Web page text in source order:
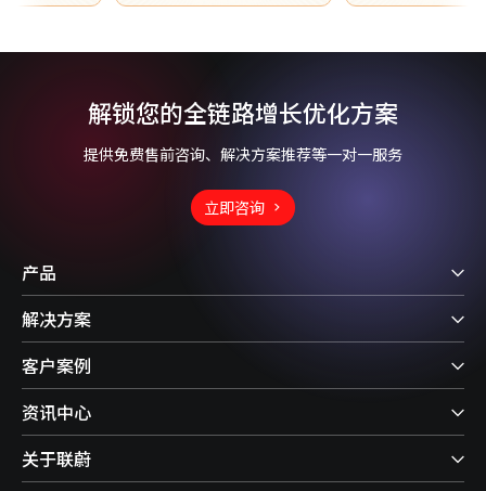
解锁您的全链路增长优化方案
提供免费售前咨询、解决方案推荐等一对一服务
立即咨询
产品
解决方案
客户案例
资讯中心
关于联蔚